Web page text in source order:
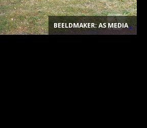
BEELDMAKER: AS MEDIA.